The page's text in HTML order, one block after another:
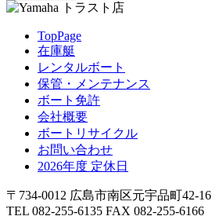
ー
TopPage
在庫艇
レンタルボート
保管・メンテナンス
ボート免許
会社概要
ボートリサイクル
お問い合わせ
2026年度 定休日
〒734-0012 広島市南区元宇品町42-16
TEL 082-255-6135 FAX 082-255-6166